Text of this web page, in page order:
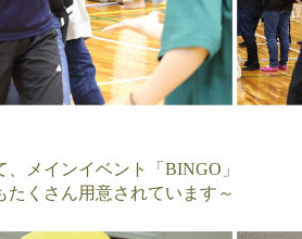
、メインイベント「BINGO」
たくさん用意されています～